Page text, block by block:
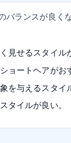
ランスが良く
見せるスタイル
ョートヘアがお
を与えるスタイ
タイルが良い。